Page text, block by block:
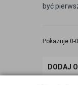
być
Pokazuje 0-
DODAJ